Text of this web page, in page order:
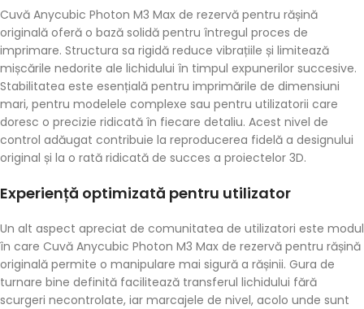
Cuvă Anycubic Photon M3 Max de rezervă pentru rășină
originală oferă o bază solidă pentru întregul proces de
imprimare. Structura sa rigidă reduce vibrațiile și limitează
mișcările nedorite ale lichidului în timpul expunerilor succesive.
Stabilitatea este esențială pentru imprimările de dimensiuni
mari, pentru modelele complexe sau pentru utilizatorii care
doresc o precizie ridicată în fiecare detaliu. Acest nivel de
control adăugat contribuie la reproducerea fidelă a designului
original și la o rată ridicată de succes a proiectelor 3D.
Experiență optimizată pentru utilizator
Un alt aspect apreciat de comunitatea de utilizatori este modul
în care Cuvă Anycubic Photon M3 Max de rezervă pentru rășină
originală permite o manipulare mai sigură a rășinii. Gura de
turnare bine definită facilitează transferul lichidului fără
scurgeri necontrolate, iar marcajele de nivel, acolo unde sunt